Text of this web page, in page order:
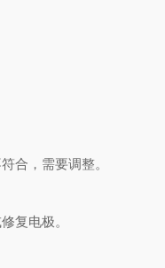
合，需要调整。
复电极。